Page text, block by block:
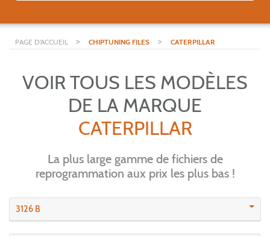
PAGE D'ACCUEIL > CHIPTUNING FILES > CATERPILLAR
VOIR TOUS LES MODÈLES
DE LA MARQUE
CATERPILLAR
La plus large gamme de fichiers de
reprogrammation aux prix les plus bas !
3126 B